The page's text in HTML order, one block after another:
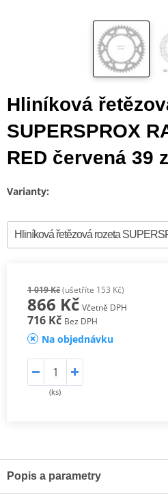
Hliníková
SUPERSPROX
RED červená 39
Varianty:
1 019 Kč(ušetříte 153 Kč)
866 Kč Včetně DPH
716 Kč Bez DPH
Na objednávku
(ks)
Popis a parametry